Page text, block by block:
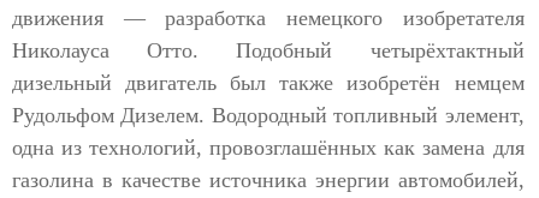
движения — разработка немецкого изобретателя
Николауса Отто. Подобный четырёхтактный
дизельный двигатель был также изобретён немцем
Рудольфом Дизелем. Водородный топливный элемент,
одна из технологий, провозглашённых как замена для
газолина в качестве источника энергии автомобилей,